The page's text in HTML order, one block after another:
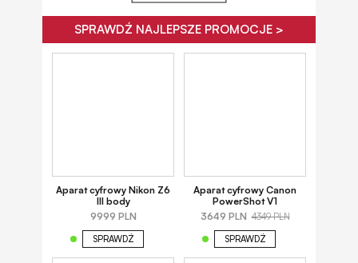
SPRAWDŹ NAJLEPSZE PROMOCJE >
Aparat cyfrowy Nikon Z6
III body
9999 PLN
SPRAWDŹ
Aparat cyfrowy Canon
PowerShot V1
3649 PLN 4349 PLN
SPRAWDŹ